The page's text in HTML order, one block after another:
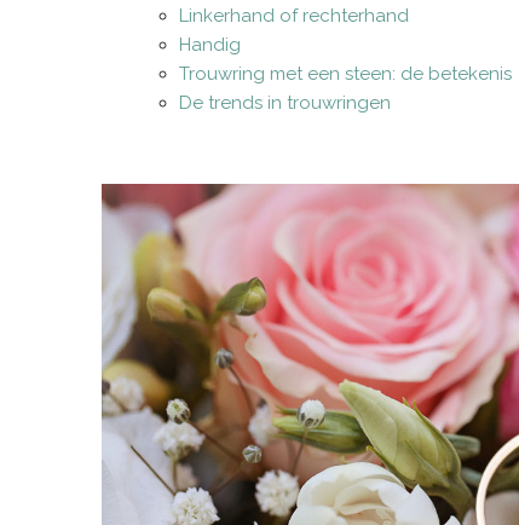
Linkerhand of rechterhand
Handig
Trouwring met een steen: de betekenis
De trends in trouwringen